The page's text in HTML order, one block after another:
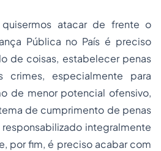
atacar de frente o
Pública no País é preciso
de coisas, estabelecer penas
crimes, especialmente para
de menor potencial ofensivo,
de cumprimento de penas
integralmente
por fim, é preciso acabar com